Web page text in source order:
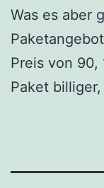
Was es aber
Preis von
Paket